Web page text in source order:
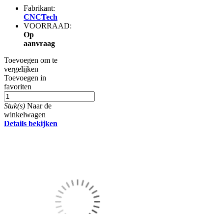
Fabrikant:
CNCTech
VOORRAAD:
Op
aanvraag
Toevoegen om te
vergelijken
Toevoegen in
favoriten
Stuk(s) Naar de
winkelwagen
Details bekijken